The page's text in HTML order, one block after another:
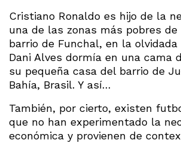
Cristiano Ronaldo es hijo de la
una de las zonas más pobres de
barrio de Funchal, en la olvidada
Dani Alves dormía en una cama
su pequeña casa del barrio de
Bahía, Brasil. Y así…
También, por cierto, existen
que no han experimentado la
económica y provienen de